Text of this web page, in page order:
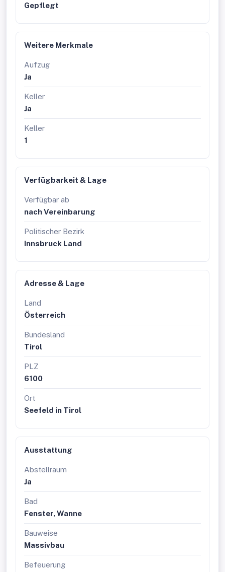
Gepflegt
Weitere Merkmale
Aufzug
Ja
Keller
Ja
Keller
1
Verfügbarkeit & Lage
Verfügbar ab
nach Vereinbarung
Politischer Bezirk
Innsbruck Land
Adresse & Lage
Land
Österreich
Bundesland
Tirol
PLZ
6100
Ort
Seefeld in Tirol
Ausstattung
Abstellraum
Ja
Bad
Fenster, Wanne
Bauweise
Massivbau
Befeuerung